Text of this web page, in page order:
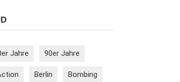
Jahre 90er Jahre
Berlin Bombing